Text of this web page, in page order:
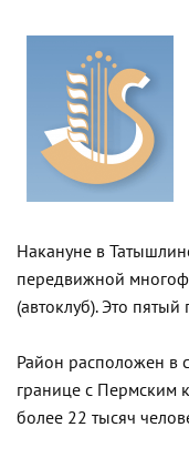
Накануне в
передвижной
(автоклуб). Это пятый
Район расположен в
границе с Пермским
более 22 тысяч